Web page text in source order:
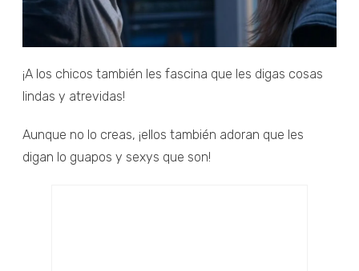
¡A los chicos también les fascina que les digas cosas
lindas y atrevidas!
Aunque no lo creas, ¡ellos también adoran que les
digan lo guapos y sexys que son!